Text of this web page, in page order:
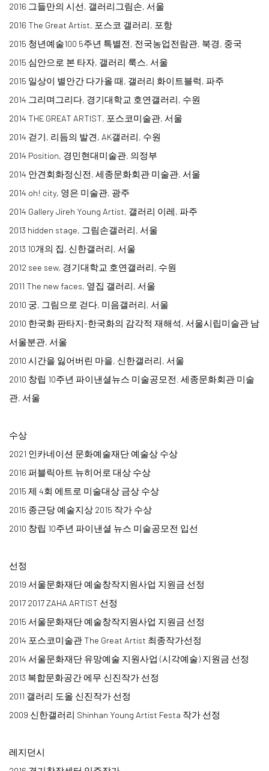
2016 그들만의 시선, 갤러리그림손, 서울
2016 The Great Artist, 포스코 갤러리, 포항
2015 청년예술100 5주년 특별전, 전국농업전람관, 북경, 중국​
​2015 심안으로 본 타자, 갤러리 룩스, 서울
2015 일상이 별안간 다가올 때, 갤러리 화이트블럭, 파주
2014 그리며그리다, 경기대학교 호연갤러리, 수원​
2014 THE GREAT ARTIST, 포스코미술관, 서울
2014 걷기, 리듬의 발견, AK갤러리, 수원
2014 Position, 경민현대미술관, 의정부
​2014 안견회화정신전, 세종문화회관 미술관, 서울​
2014 oh! city, 영은 미술관, 광주
2014 Gallery Jireh Young Artist, 갤러리 이레, 파주
2013 hidden stage, 그림손갤러리, 서울
2013 10개의 집, 신한갤러리, 서울
2012 see sew, 경기대학교 호연갤러리, 수원
2011 The new faces, 옆집 갤러리, 서울
2010 궁, 그림으로 걷다, 미음갤러리, 서울
2010 한국화 판타지-한국화의 감각적 재해석, 서울시립미술관 남
서울분관, 서울
2010 시간을 잃어버린 마을, 신한갤러리, 서울
2010 창립 10주년 파이낸셜뉴스 미술공모전. 세종문화회관 미술
관, 서울
수상
2021 인카네이션 문화예술재단 예술상 수상
2016 퍼블릭아트 뉴히어로 대상 수상
​2015 제 4회 에트로 미술대상 금상 수상
2015 종근당 예술지상 2015 작가 수상
2010 창립 10주년 파이낸셜 뉴스 미술공모전 입선
선정
2019 서울문화재단 예술창작지원사업 지원금 선정
2017 2017 ZAHA ARTIST 선정
2015 서울문화재단 예술창작지원사업 지원금 선정
2014 포스코미술관 The Great Artist 최종작가선정
2014 서울문화재단 유망예술 지원사업 (시각예술) 지원금 ​선정
2013 복합문화공간 에무 신진작가 선정
2011 갤러리 도올 신진작가 선정
2009 신한갤러리 Shinhan Young Artist Festa 작가 선정
레지던시